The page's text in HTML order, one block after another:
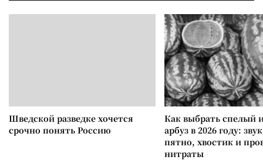
Шведской разведке хочется
срочно понять Россию
Как выбрать спелый
арбуз в 2026 году:
пятно, хвостик и
нитраты